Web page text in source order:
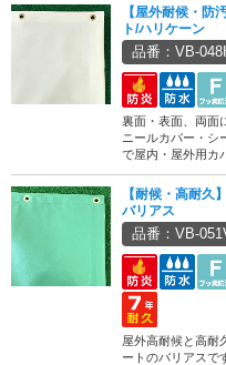
【屋外耐候・防
ト/ハリケーン
品番：VB-
裏面・表面、両面
ニールカバー・シ
で屋内・屋外用カ
【耐候・高耐久
バリアス
品番：VB-
屋外高耐候と高耐
ートのバリアスで